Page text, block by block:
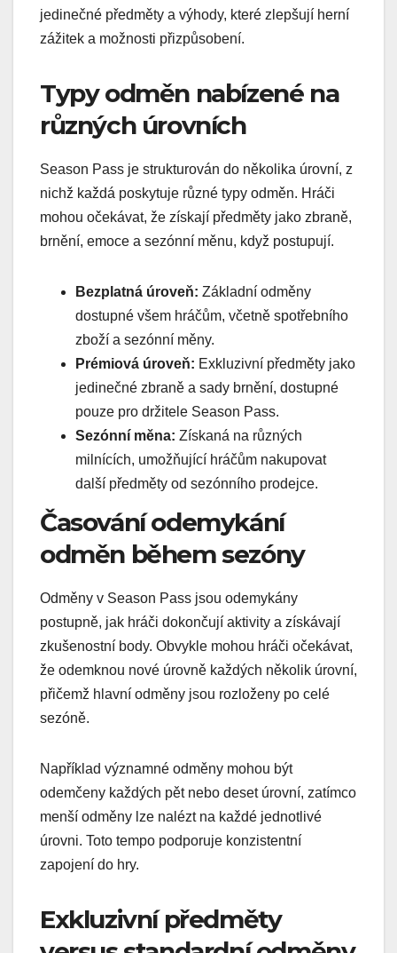
jedinečné předměty a výhody, které zlepšují herní
zážitek a možnosti přizpůsobení.
Typy odměn nabízené na
různých úrovních
Season Pass je strukturován do několika úrovní, z
nichž každá poskytuje různé typy odměn. Hráči
mohou očekávat, že získají předměty jako zbraně,
brnění, emoce a sezónní měnu, když postupují.
Bezplatná úroveň: Základní odměny
dostupné všem hráčům, včetně spotřebního
zboží a sezónní měny.
Prémiová úroveň: Exkluzivní předměty jako
jedinečné zbraně a sady brnění, dostupné
pouze pro držitele Season Pass.
Sezónní měna: Získaná na různých
milnících, umožňující hráčům nakupovat
další předměty od sezónního prodejce.
Časování odemykání
odměn během sezóny
Odměny v Season Pass jsou odemykány
postupně, jak hráči dokončují aktivity a získávají
zkušenostní body. Obvykle mohou hráči očekávat,
že odemknou nové úrovně každých několik úrovní,
přičemž hlavní odměny jsou rozloženy po celé
sezóně.
Například významné odměny mohou být
odemčeny každých pět nebo deset úrovní, zatímco
menší odměny lze nalézt na každé jednotlivé
úrovni. Toto tempo podporuje konzistentní
zapojení do hry.
Exkluzivní předměty